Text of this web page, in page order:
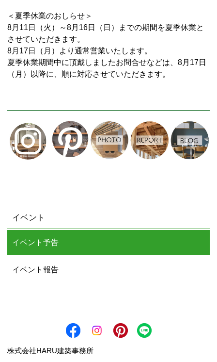
＜夏季休業のおしらせ＞
8月11日（火）～8月16日（日）までの期間を夏季休業と
させていただきます。
8月17日（月）より通常営業いたします。
夏季休業期間中に頂戴しましたお問合せなどは、8月17日
（月）以降に、順に対応させていただきます。
イベント
イベント予告
イベント報告
株式会社HARU建築事務所